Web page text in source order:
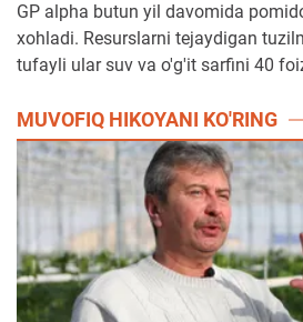
GP alpha butun yil davomida
xohladi. Resurslarni tejaydigan
tufayli ular suv va o'g'it sarfini 40
MUVOFIQ HIKOYANI KO'RING